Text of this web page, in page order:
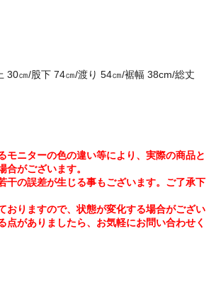
30㎝/股下 74㎝/渡り 54㎝/裾幅 38cm/総丈
モニターの色の違い等により、実際の商品と
合がございます。
干の誤差が生じる事もございます。ご了承下
おりますので、状態が変化する場合がござい
点がありましたら、お気軽にお問い合わせく